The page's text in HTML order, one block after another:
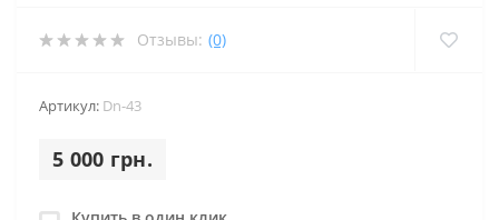
Отзывы: (0)
Артикул: Dn-43
5 000 грн.